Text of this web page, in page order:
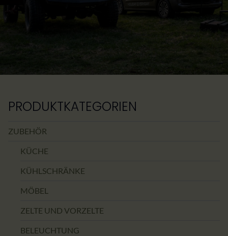
PRODUKTKATEGORIEN
ZUBEHÖR
KÜCHE
KÜHLSCHRÄNKE
MÖBEL
ZELTE UND VORZELTE
BELEUCHTUNG